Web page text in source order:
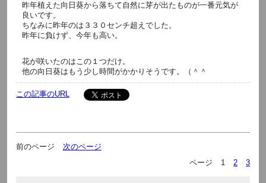
昨年植えた向日葵から落ちて自然に芽が出たものが一番元気が
良いです。
ちなみに昨年のは３３０センチ超えでした。
昨年に負けず、今年も高い。
花が咲いたのはこの１つだけ。
他の向日葵はもう少し時間がかかりそうです。（＾＾
この記事のURL
前のページ
次のページ
ページ
1 2 3